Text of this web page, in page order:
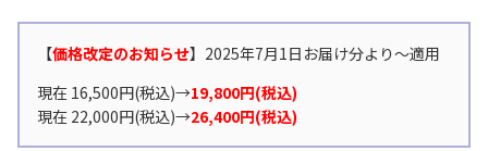
【価格改定のお知らせ】2025年7月1日お届け分より〜適用
現在 16,500円(税込)→19,800円(税込)
現在 22,000円(税込)→26,400円(税込)